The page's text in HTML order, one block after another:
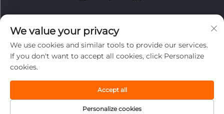
Nro 8, Shennan Road, Industrial Concentration Zone,
Shenlun Town, Taizhou, Jiangsu, Kiina
+86-15298547731
+86-15298547731
We value your privacy
We use cookies and similar tools to provide our services.
If you don't want to accept all cookies, click Personalize
cookies.
Personalize cookies
Accept all